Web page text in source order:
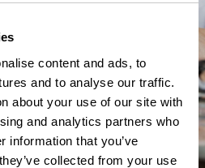
content and ads, to
and to analyse our traffic.
about your use of our site with
and analytics partners who
information that you’ve
collected from your use